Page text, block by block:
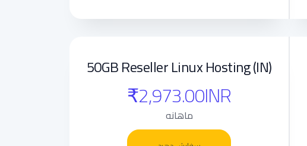
50GB Reseller Linux Hosting (IN)
₹2,973.00INR
ماهانه